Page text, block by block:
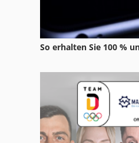
Rema Ds 12 200
Rema Schleifbock
Rema Schleifmaschine
Rems
So erhalten Sie 100 %